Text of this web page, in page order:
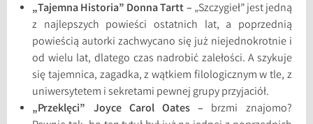
„Tajemna Historia” Donna Tartt – „Szczygieł” jest jedną
z najlepszych powieści ostatnich lat, a poprzednią
powieścią autorki zachwycano się już niejednokrotnie i
od wielu lat, dlatego czas nadrobić zalełości. A szykuje
się tajemnica, zagadka, z wątkiem filologicznym w tle, z
uniwersytetem i sekretami pewnej grupy przyjaciół.
„Przeklęci” Joyce Carol Oates – brzmi znajomo?